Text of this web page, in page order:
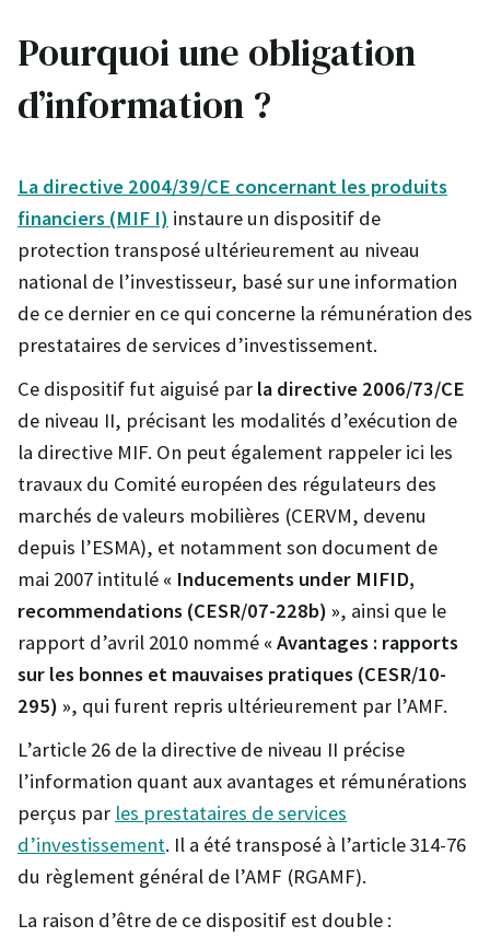
Pourquoi une obligation
d’information ?
La directive 2004/39/CE concernant les produits
financiers (MIF I) instaure un dispositif de
protection transposé ultérieurement au niveau
national de l’investisseur, basé sur une information
de ce dernier en ce qui concerne la rémunération des
prestataires de services d’investissement.
Ce dispositif fut aiguisé par la directive 2006/73/CE
de niveau II, précisant les modalités d’exécution de
la directive MIF. On peut également rappeler ici les
travaux du Comité européen des régulateurs des
marchés de valeurs mobilières (CERVM, devenu
depuis l’ESMA), et notamment son document de
mai 2007 intitulé « Inducements under MIFID,
recommendations (CESR/07-228b) », ainsi que le
rapport d’avril 2010 nommé « Avantages : rapports
sur les bonnes et mauvaises pratiques (CESR/10-
295) », qui furent repris ultérieurement par l’AMF.
L’article 26 de la directive de niveau II précise
l’information quant aux avantages et rémunérations
perçus par les prestataires de services
d’investissement. Il a été transposé à l’article 314-76
du règlement général de l’AMF (RGAMF).
La raison d’être de ce dispositif est double :